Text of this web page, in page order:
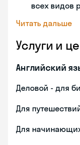
всех видов
Читать дальше
Услуги и
Английский
Деловой - для
Для
Для